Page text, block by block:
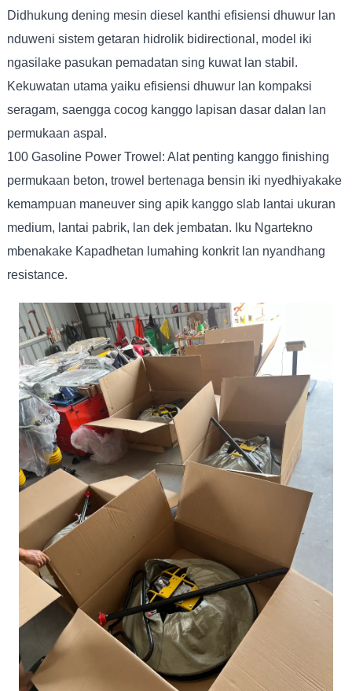
Didhukung dening mesin diesel kanthi efisiensi dhuwur lan
nduweni sistem getaran hidrolik bidirectional, model iki
ngasilake pasukan pemadatan sing kuwat lan stabil.
Kekuwatan utama yaiku efisiensi dhuwur lan kompaksi
seragam, saengga cocog kanggo lapisan dasar dalan lan
permukaan aspal.
100 Gasoline Power Trowel: Alat penting kanggo finishing
permukaan beton, trowel bertenaga bensin iki nyedhiyakake
kemampuan maneuver sing apik kanggo slab lantai ukuran
medium, lantai pabrik, lan dek jembatan. Iku Ngartekno
mbenakake Kapadhetan lumahing konkrit lan nyandhang
resistance.